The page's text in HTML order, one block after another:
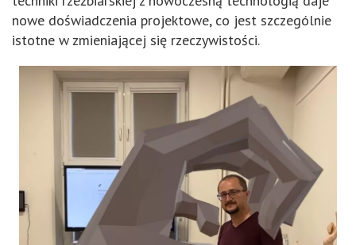
nowe doświadczenia projektowe, co jest szczególnie
istotne w zmieniającej się rzeczywistości.